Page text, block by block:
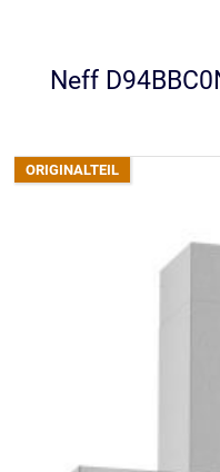
Neff